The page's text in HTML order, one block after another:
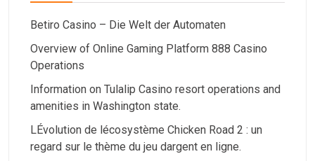
Betiro Casino – Die Welt der Automaten
Overview of Online Gaming Platform 888 Casino
Operations
Information on Tulalip Casino resort operations and
amenities in Washington state.
LÉvolution de lécosystème Chicken Road 2 : un
regard sur le thème du jeu dargent en ligne.